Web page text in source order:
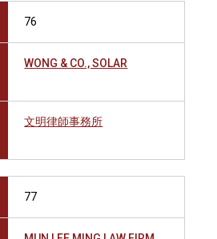
76
WONG & CO., SOLAR
文明律師事務所
77